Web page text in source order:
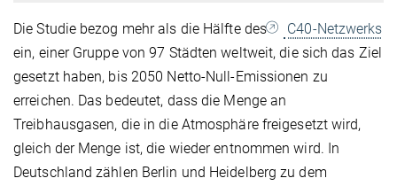
Die Studie bezog mehr als die Hälfte des
C40-Netzwerks
ein, einer Gruppe von 97 Städten weltweit, die sich das Ziel
gesetzt haben, bis 2050 Netto-Null-Emissionen zu
erreichen. Das bedeutet, dass die Menge an
Treibhausgasen, die in die Atmosphäre freigesetzt wird,
gleich der Menge ist, die wieder entnommen wird. In
Deutschland zählen Berlin und Heidelberg zu dem